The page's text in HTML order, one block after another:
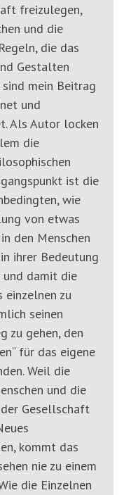
freizulegen,
und die
die das
Gestalten
mein Beitrag
und
Als Autor locken
die
ist die
wie
von etwas
den Menschen
ihrer Bedeutung
damit die
einzelnen zu
seinen
zu gehen, den
für das eigene
Weil die
und die
Gesellschaft
kommt das
nie zu einem
die Einzelnen